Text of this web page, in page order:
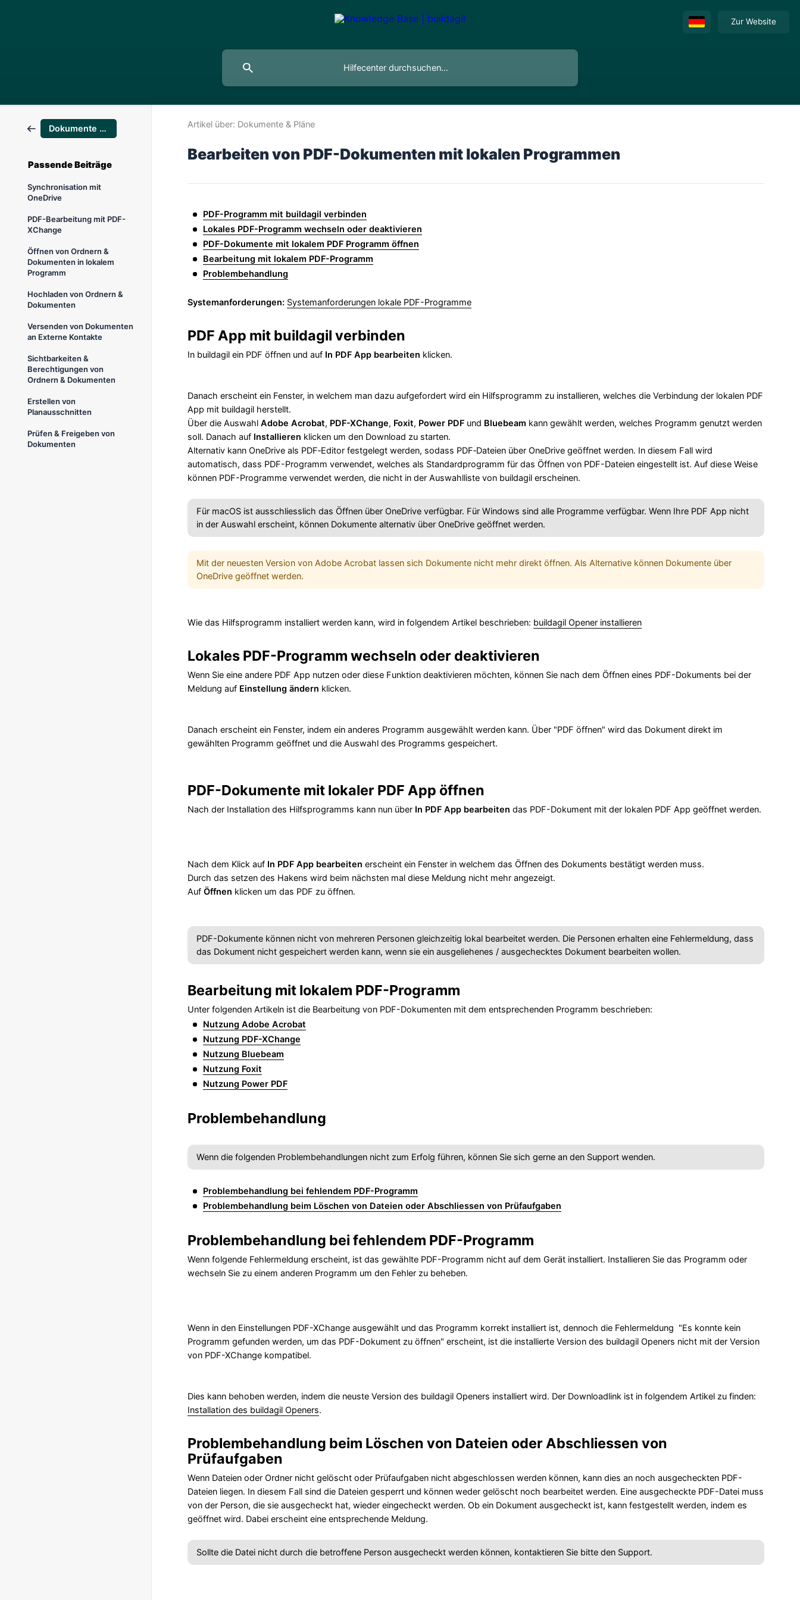
Zur Website
Dokumente & Pläne
Passende Beiträge
Synchronisation mit
OneDrive
PDF-Bearbeitung mit PDF-
XChange
Öffnen von Ordnern &
Dokumenten in lokalem
Programm
Hochladen von Ordnern &
Dokumenten
Versenden von Dokumenten
an Externe Kontakte
Sichtbarkeiten &
Berechtigungen von
Ordnern & Dokumenten
Erstellen von
Planausschnitten
Prüfen & Freigeben von
Dokumenten
Artikel über: Dokumente & Pläne
Bearbeiten von PDF-Dokumenten mit lokalen Programmen
PDF-Programm mit buildagil verbinden
Lokales PDF-Programm wechseln oder deaktivieren
PDF-Dokumente mit lokalem PDF Programm öffnen
Bearbeitung mit lokalem PDF-Programm
Problembehandlung
Systemanforderungen: Systemanforderungen lokale PDF-Programme
PDF App mit buildagil verbinden
In buildagil ein PDF öffnen und auf In PDF App bearbeiten klicken.
Danach erscheint ein Fenster, in welchem man dazu aufgefordert wird ein Hilfsprogramm zu installieren, welches die Verbindung der lokalen PDF
App mit buildagil herstellt.
Über die Auswahl Adobe Acrobat, PDF-XChange, Foxit, Power PDF und Bluebeam kann gewählt werden, welches Programm genutzt werden
soll. Danach auf Installieren klicken um den Download zu starten.
Alternativ kann OneDrive als PDF‑Editor festgelegt werden, sodass PDF‑Dateien über OneDrive geöffnet werden. In diesem Fall wird
automatisch, dass PDF-Programm verwendet, welches als Standardprogramm für das Öffnen von PDF-Dateien eingestellt ist. Auf diese Weise
können PDF-Programme verwendet werden, die nicht in der Auswahlliste von buildagil erscheinen.
Für macOS ist ausschliesslich das Öffnen über OneDrive verfügbar. Für Windows sind alle Programme verfügbar. Wenn Ihre PDF App nicht
in der Auswahl erscheint, können Dokumente alternativ über OneDrive geöffnet werden.
Mit der neuesten Version von Adobe Acrobat lassen sich Dokumente nicht mehr direkt öffnen. Als Alternative können Dokumente über
OneDrive geöffnet werden.
Wie das Hilfsprogramm installiert werden kann, wird in folgendem Artikel beschrieben: buildagil Opener installieren
Lokales PDF-Programm wechseln oder deaktivieren
Wenn Sie eine andere PDF App nutzen oder diese Funktion deaktivieren möchten, können Sie nach dem Öffnen eines PDF-Dokuments bei der
Meldung auf Einstellung ändern klicken.
Danach erscheint ein Fenster, indem ein anderes Programm ausgewählt werden kann. Über "PDF öffnen" wird das Dokument direkt im
gewählten Programm geöffnet und die Auswahl des Programms gespeichert.
PDF-Dokumente mit lokaler PDF App öffnen
Nach der Installation des Hilfsprogramms kann nun über In PDF App bearbeiten das PDF-Dokument mit der lokalen PDF App geöffnet werden.
Nach dem Klick auf In PDF App bearbeiten erscheint ein Fenster in welchem das Öffnen des Dokuments bestätigt werden muss.
Durch das setzen des Hakens wird beim nächsten mal diese Meldung nicht mehr angezeigt.
Auf Öffnen klicken um das PDF zu öffnen.
PDF-Dokumente können nicht von mehreren Personen gleichzeitig lokal bearbeitet werden. Die Personen erhalten eine Fehlermeldung, dass
das Dokument nicht gespeichert werden kann, wenn sie ein ausgeliehenes / ausgechecktes Dokument bearbeiten wollen.
Bearbeitung mit lokalem PDF-Programm
Unter folgenden Artikeln ist die Bearbeitung von PDF-Dokumenten mit dem entsprechenden Programm beschrieben:
Nutzung Adobe Acrobat
Nutzung PDF-XChange
Nutzung Bluebeam
Nutzung Foxit
Nutzung Power PDF
Problembehandlung
Wenn die folgenden Problembehandlungen nicht zum Erfolg führen, können Sie sich gerne an den Support wenden.
Problembehandlung bei fehlendem PDF-Programm
Problembehandlung beim Löschen von Dateien oder Abschliessen von Prüfaufgaben
Problembehandlung bei fehlendem PDF-Programm
Wenn folgende Fehlermeldung erscheint, ist das gewählte PDF-Programm nicht auf dem Gerät installiert. Installieren Sie das Programm oder
wechseln Sie zu einem anderen Programm um den Fehler zu beheben.
Wenn in den Einstellungen PDF-XChange ausgewählt und das Programm korrekt installiert ist, dennoch die Fehlermeldung "Es konnte kein
Programm gefunden werden, um das PDF-Dokument zu öffnen" erscheint, ist die installierte Version des buildagil Openers nicht mit der Version
von PDF-XChange kompatibel.
Dies kann behoben werden, indem die neuste Version des buildagil Openers installiert wird. Der Downloadlink ist in folgendem Artikel zu finden:
Installation des buildagil Openers.
Problembehandlung beim Löschen von Dateien oder Abschliessen von
Prüfaufgaben
Wenn Dateien oder Ordner nicht gelöscht oder Prüfaufgaben nicht abgeschlossen werden können, kann dies an noch ausgecheckten PDF-
Dateien liegen. In diesem Fall sind die Dateien gesperrt und können weder gelöscht noch bearbeitet werden. Eine ausgecheckte PDF-Datei muss
von der Person, die sie ausgecheckt hat, wieder eingecheckt werden. Ob ein Dokument ausgecheckt ist, kann festgestellt werden, indem es
geöffnet wird. Dabei erscheint eine entsprechende Meldung.
Sollte die Datei nicht durch die betroffene Person ausgecheckt werden können, kontaktieren Sie bitte den Support.